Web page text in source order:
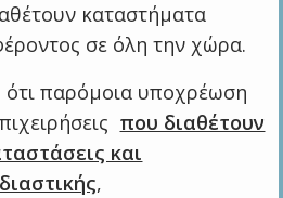
καταστήματα
σε όλη την χώρα.
ότι παρόμοια υποχρέωση
που διαθέτουν
και
,